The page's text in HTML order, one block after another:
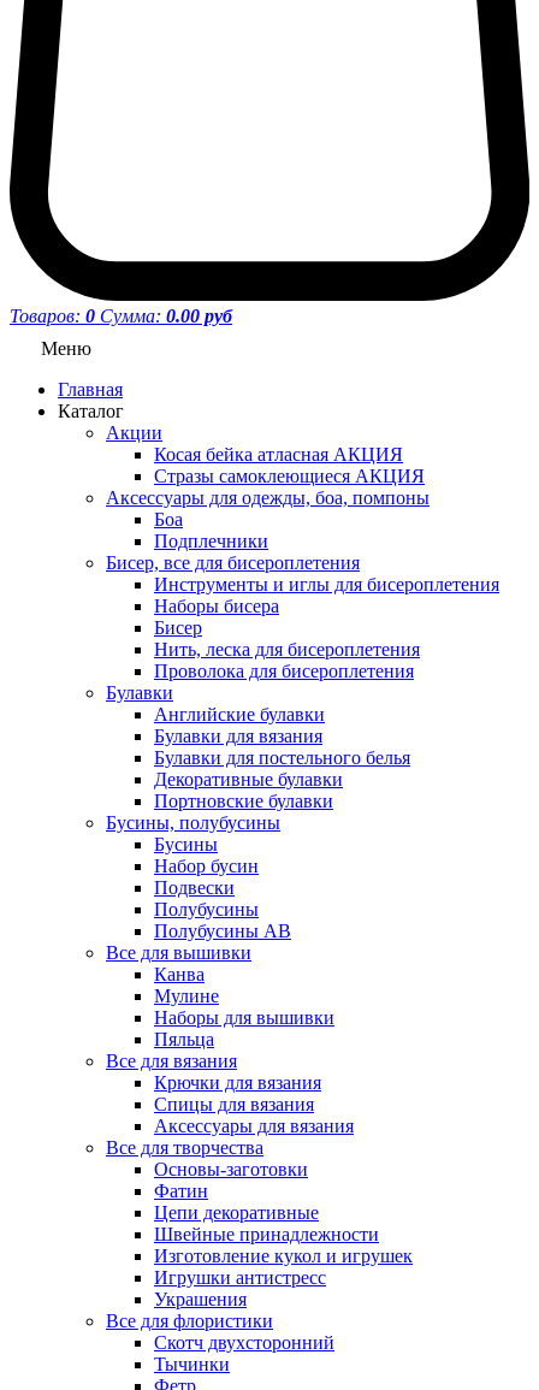
Товаров: 0 Сумма: 0.00 руб
Меню
Главная
Каталог
Акции
Косая бейка атласная АКЦИЯ
Стразы самоклеющиеся АКЦИЯ
Аксессуары для одежды, боа, помпоны
Боа
Подплечники
Бисер, все для бисероплетения
Инструменты и иглы для бисероплетения
Наборы бисера
Бисер
Нить, леска для бисероплетения
Проволока для бисероплетения
Булавки
Английские булавки
Булавки для вязания
Булавки для постельного белья
Декоративные булавки
Портновские булавки
Бусины, полубусины
Бусины
Набор бусин
Подвески
Полубусины
Полубусины AB
Все для вышивки
Канва
Мулине
Наборы для вышивки
Пяльца
Все для вязания
Крючки для вязания
Спицы для вязания
Аксессуары для вязания
Все для творчества
Основы-заготовки
Фатин
Цепи декоративные
Швейные принадлежности
Изготовление кукол и игрушек
Игрушки антистресс
Украшения
Все для флористики
Скотч двухсторонний
Тычинки
Фетр